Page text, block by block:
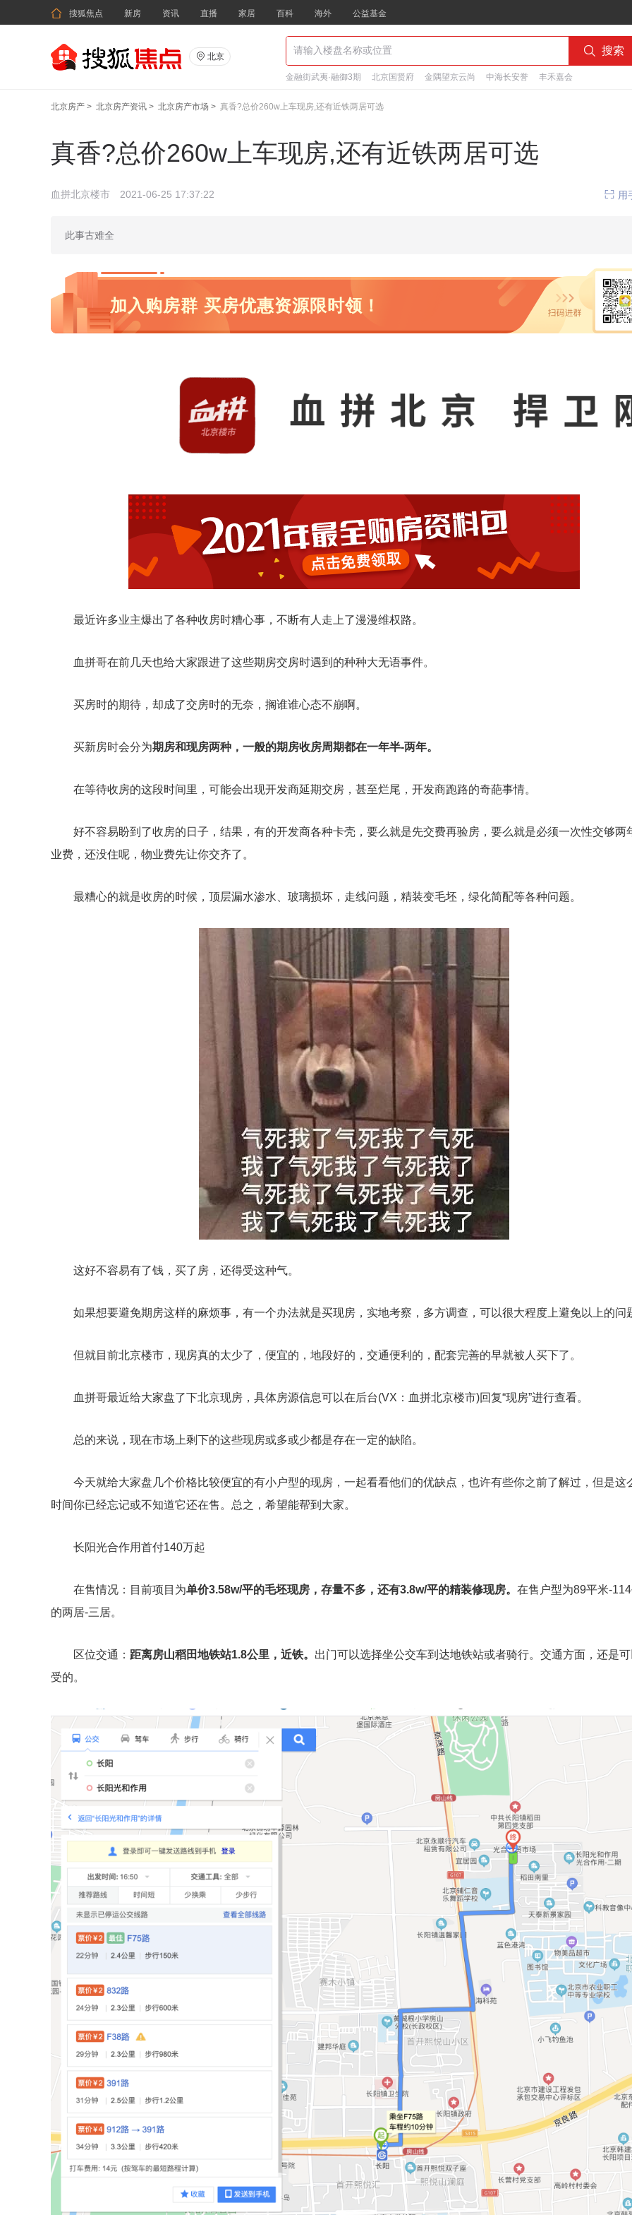
 搜狐焦点 新房 资讯 直播 家居 百科 海外 公益基金
 北京  搜索
金融街武夷·融御3期 北京国贤府 金隅望京云尚 中海长安誉 丰禾嘉会
北京房产 > 北京房产资讯 > 北京房产市场 > 真香?总价260w上车现房,还有近铁两居可选
真香?总价260w上车现房,还有近铁两居可选
血拼北京楼市 2021-06-25 17:37:22  用
此事古难全
加入购房群 买房优惠资源限时领！
最近许多业主爆出了各种收房时糟心事，不断有人走上了漫漫维权路。
血拼哥在前几天也给大家跟进了这些期房交房时遇到的种种大无语事件。
买房时的期待，却成了交房时的无奈，搁谁谁心态不崩啊。
买新房时会分为期房和现房两种，一般的期房收房周期都在一年半-两年。
在等待收房的这段时间里，可能会出现开发商延期交房，甚至烂尾，开发商跑路的奇葩事情。
好不容易盼到了收房的日子，结果，有的开发商各种卡壳，要么就是先交费再验房，要么就是必须一次性交够两
业费，还没住呢，物业费先让你交齐了。
最糟心的就是收房的时候，顶层漏水渗水、玻璃损坏，走线问题，精装变毛坯，绿化简配等各种问题。
这好不容易有了钱，买了房，还得受这种气。
如果想要避免期房这样的麻烦事，有一个办法就是买现房，实地考察，多方调查，可以很大程度上避免以上的问
但就目前北京楼市，现房真的太少了，便宜的，地段好的，交通便利的，配套完善的早就被人买下了。
血拼哥最近给大家盘了下北京现房，具体房源信息可以在后台(VX：血拼北京楼市)回复“现房”进行查看。
总的来说，现在市场上剩下的这些现房或多或少都是存在一定的缺陷。
今天就给大家盘几个价格比较便宜的有小户型的现房，一起看看他们的优缺点，也许有些你之前了解过，但是这
时间你已经忘记或不知道它还在售。总之，希望能帮到大家。
长阳光合作用首付140万起
在售情况：目前项目为单价3.58w/平的毛坯现房，存量不多，还有3.8w/平的精装修现房。 在售户型为89平米-
的两居-三居。
区位交通： 距离房山稻田地铁站1.8公里，近铁。 出门可以选择坐公交车到达地铁站或者骑行。交通方面，还是
受的。